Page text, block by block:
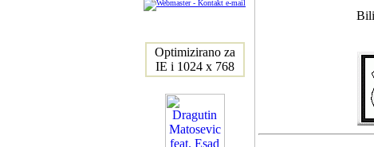
Optimizirano za
IE i 1024 x 768